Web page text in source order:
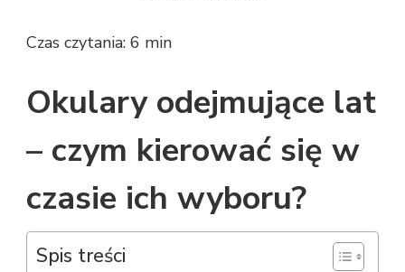
KIEROWAĆ
W
CZASIE
WYBORU?
Czas czytania: 6 min
Okulary odejmujące lat
– czym kierować się w
czasie ich wyboru?
Spis treści